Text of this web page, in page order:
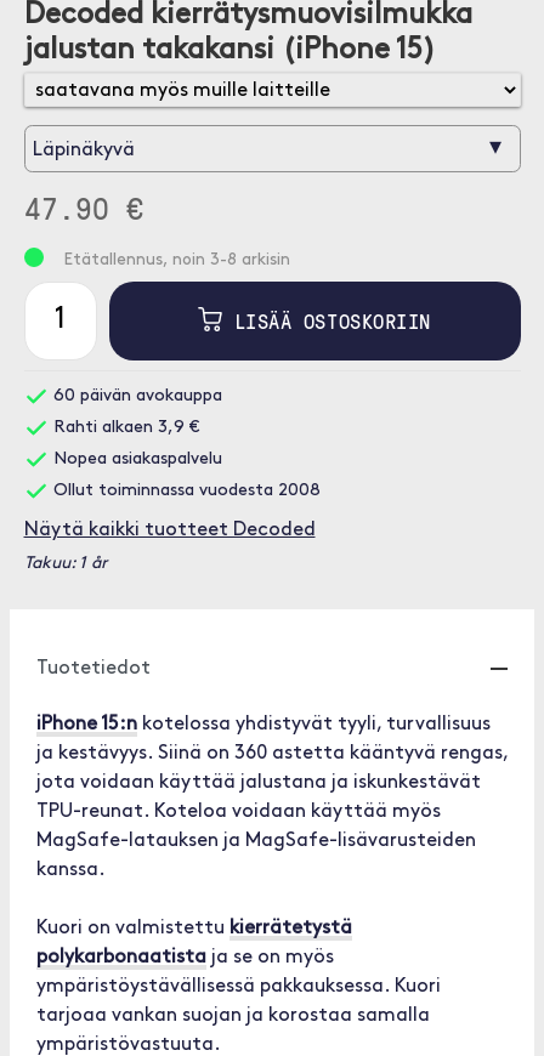
Decoded kierrätysmuovisilmukka
jalustan takakansi (iPhone 15)
Läpinäkyvä ▾
47.90 €
Etätallennus, noin 3-8 arkisin
LISÄÄ OSTOSKORIIN
60 päivän avokauppa
Rahti alkaen 3,9 €
Nopea asiakaspalvelu
Ollut toiminnassa vuodesta 2008
Näytä kaikki tuotteet Decoded
Takuu: 1 år
Tuotetiedot
iPhone 15:n kotelossa yhdistyvät tyyli, turvallisuus
ja kestävyys. Siinä on 360 astetta kääntyvä rengas,
jota voidaan käyttää jalustana ja iskunkestävät
TPU-reunat. Koteloa voidaan käyttää myös
MagSafe-latauksen ja MagSafe-lisävarusteiden
kanssa.
Kuori on valmistettu kierrätetystä
polykarbonaatista ja se on myös
ympäristöystävällisessä pakkauksessa. Kuori
tarjoaa vankan suojan ja korostaa samalla
ympäristövastuuta.